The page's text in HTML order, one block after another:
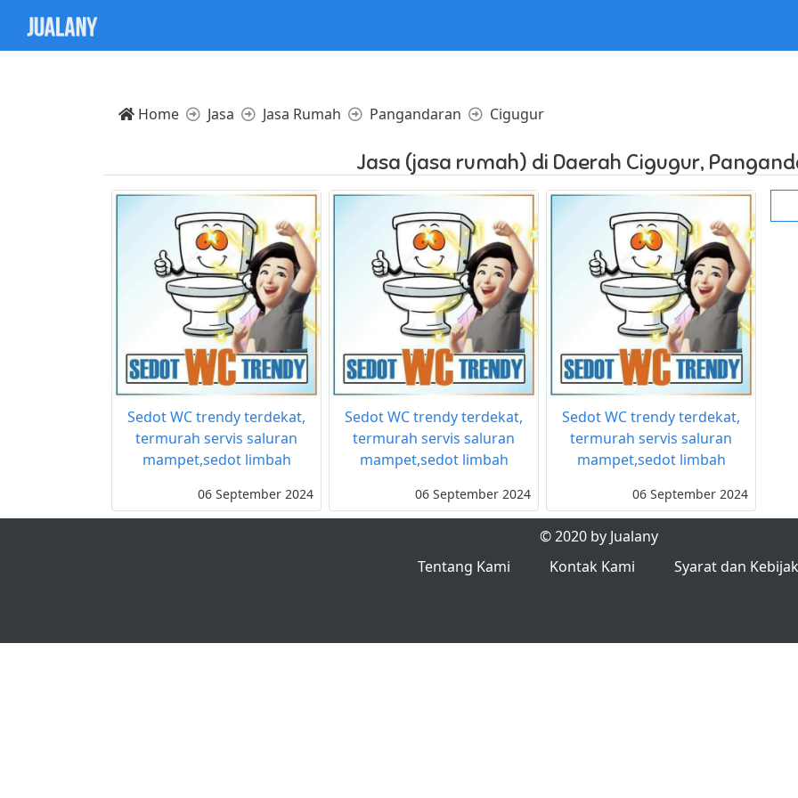
Home Jasa Jasa Rumah Pangandaran Cigugur
Jasa (jasa rumah) di Daerah Cigugur,
Sedot WC trendy terdekat,
termurah servis saluran
mampet,sedot limbah
06 September 2024
Sedot WC trendy terdekat,
termurah servis saluran
mampet,sedot limbah
06 September 2024
Sedot WC trendy terdekat,
termurah servis saluran
mampet,sedot limbah
06 September 2024
© 2020 by Jualany
Tentang Kami
Kontak Kami Syarat dan